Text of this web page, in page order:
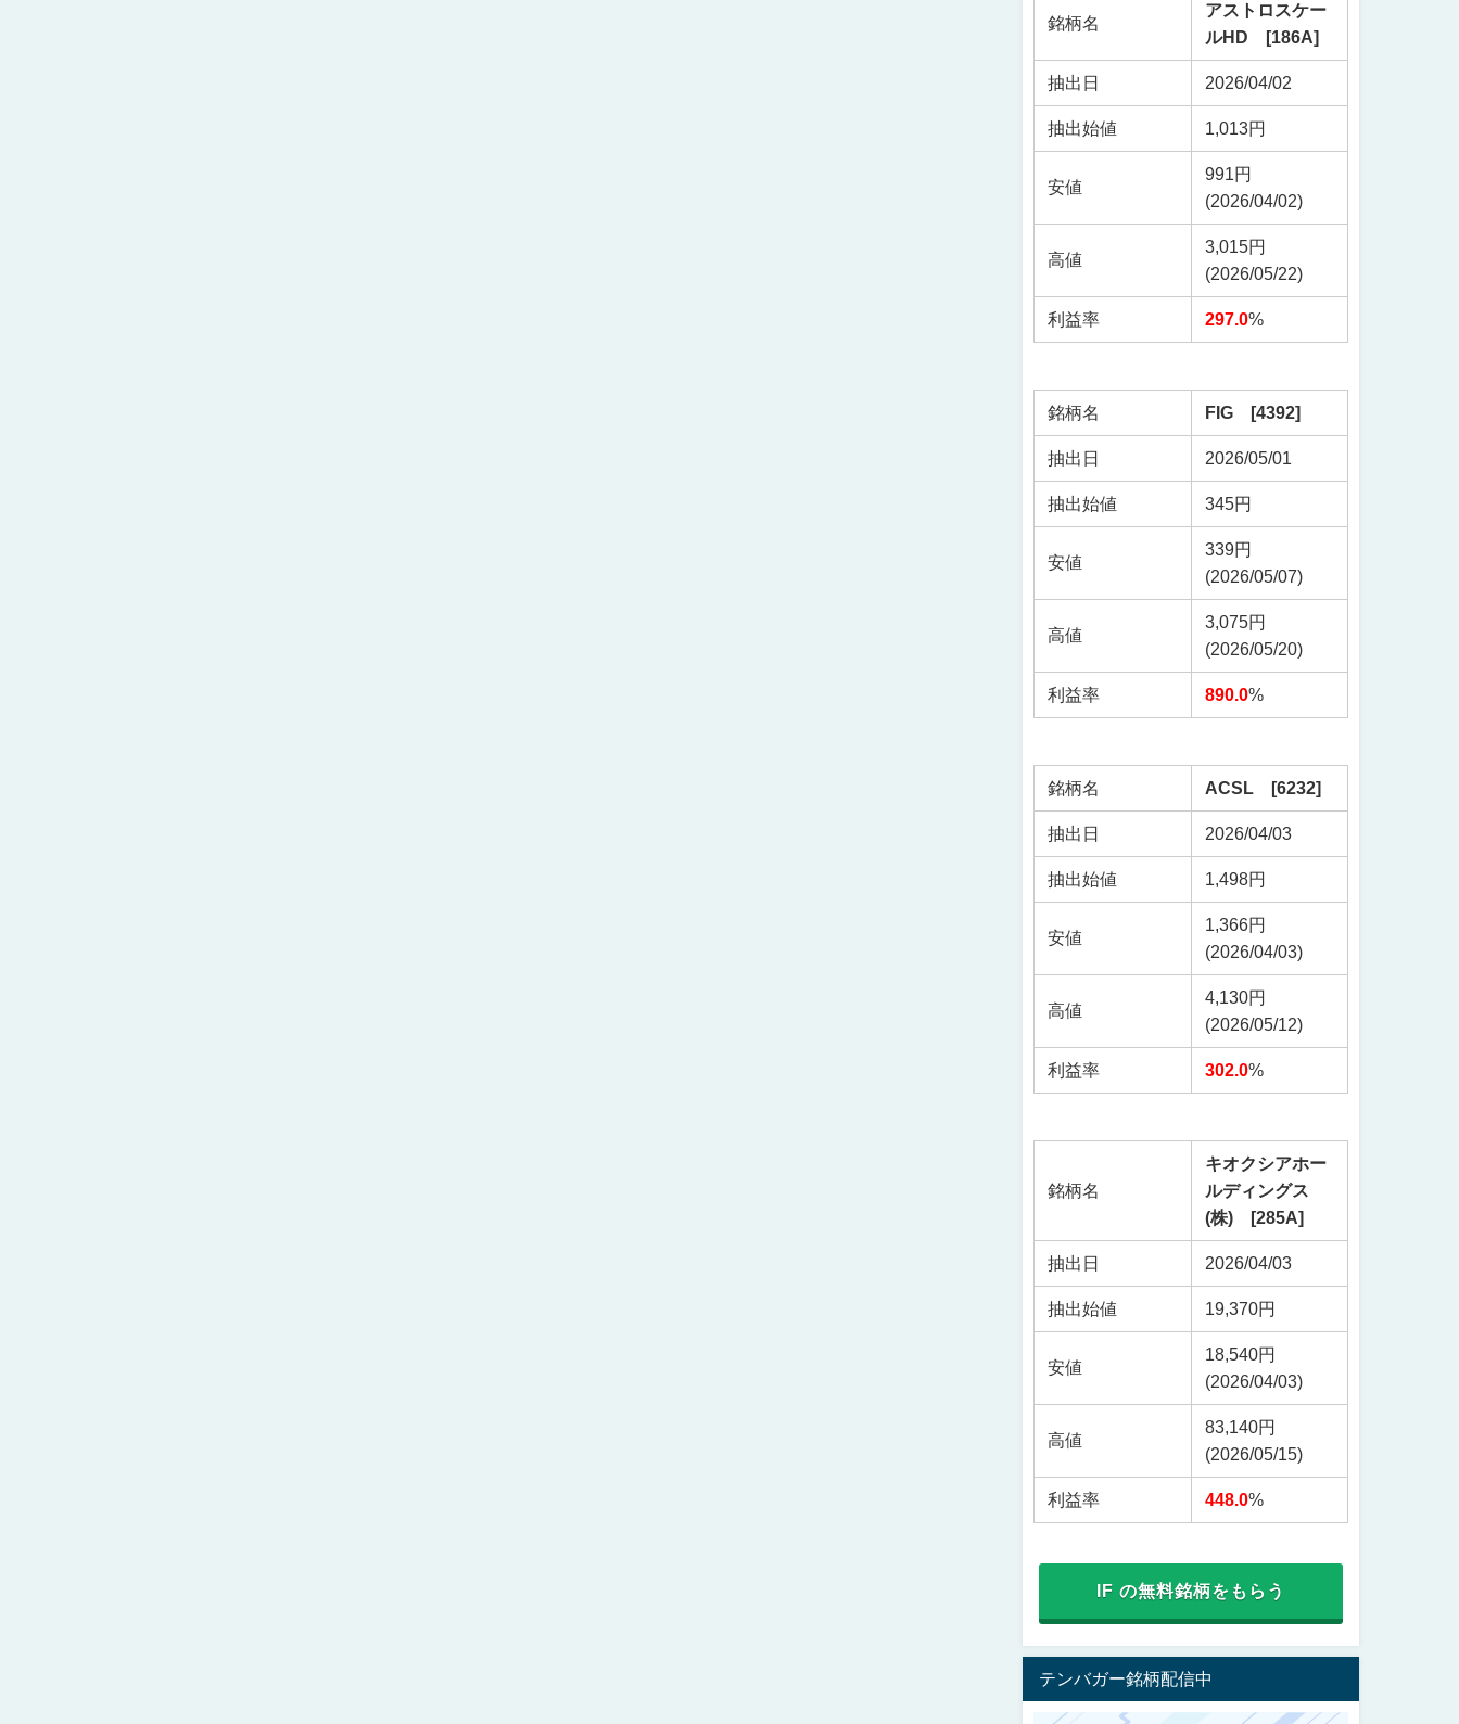
銘柄名
アストロスケー
ルHD [186A]
抽出日 2026/04/02
抽出始値 1,013円
安値
991円
(2026/04/02)
高値
3,015円
(2026/05/22)
利益率 297.0%
銘柄名 FIG [4392]
抽出日 2026/05/01
抽出始値 345円
安値
339円
(2026/05/07)
高値
3,075円
(2026/05/20)
利益率 890.0%
銘柄名 ACSL [6232]
抽出日 2026/04/03
抽出始値 1,498円
安値
1,366円
(2026/04/03)
高値
4,130円
(2026/05/12)
利益率 302.0%
銘柄名
キオクシアホー
ルディングス
(株) [285A]
抽出日 2026/04/03
抽出始値 19,370円
安値
18,540円
(2026/04/03)
高値
83,140円
(2026/05/15)
利益率 448.0%
IF の無料銘柄をもらう
テンバガー銘柄配信中